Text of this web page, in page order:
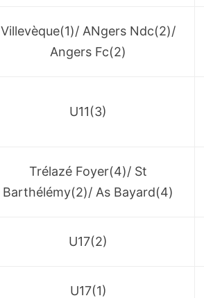
Villevèque(1)/ ANgers Ndc(2)/
Angers Fc(2)
U11(3)
Trélazé Foyer(4)/ St
Barthélémy(2)/ As Bayard(4)
U17(2)
U17(1)